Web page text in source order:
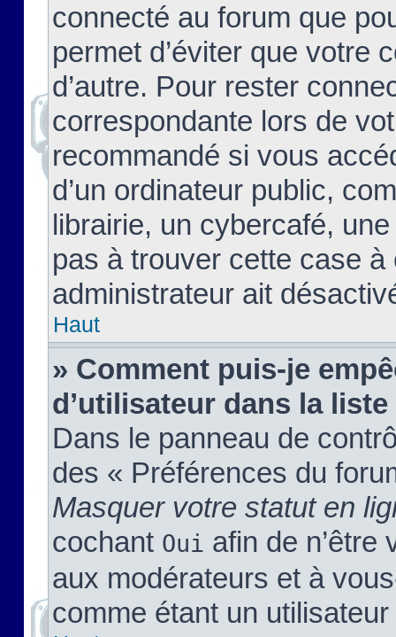
connecté au forum que
permet d’éviter que votre
d’autre. Pour rester
correspondante lors de
recommandé si vous
d’un ordinateur public,
librairie, un cybercafé,
pas à trouver cette case à
administrateur ait
Haut
» Comment puis-je
d’utilisateur dans la
Dans le panneau de
des « Préférences du
Masquer votre statut en
cochant Oui afin de n’être
aux modérateurs et à
comme étant un